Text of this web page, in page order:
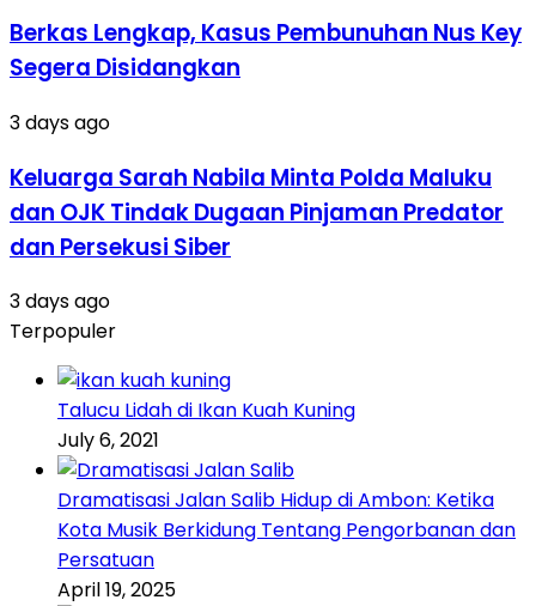
Berkas Lengkap, Kasus Pembunuhan Nus Key
Segera Disidangkan
3 days ago
Keluarga Sarah Nabila Minta Polda Maluku
dan OJK Tindak Dugaan Pinjaman Predator
dan Persekusi Siber
3 days ago
Terpopuler
Talucu Lidah di Ikan Kuah Kuning
July 6, 2021
Dramatisasi Jalan Salib Hidup di Ambon: Ketika
Kota Musik Berkidung Tentang Pengorbanan dan
Persatuan
April 19, 2025